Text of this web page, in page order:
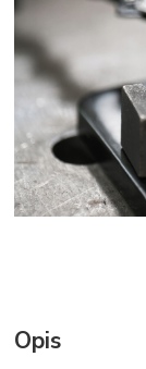
Opis